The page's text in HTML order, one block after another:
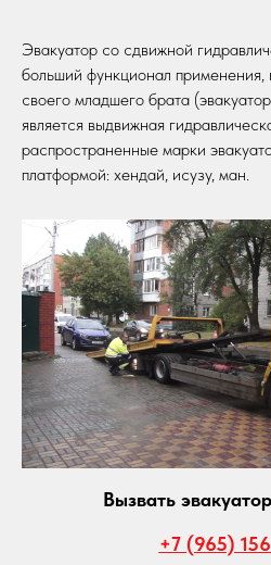
Эвакуатор со сдвижной
больший функционал применения,
своего младшего брата
является выдвижная
распространенные марки
платформой: хендай, исузу, ман.
Вызвать
+7 (965)